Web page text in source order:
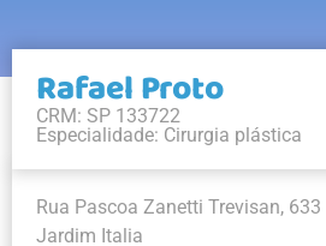
Rafael Proto
CRM: SP 133722
Especialidade: Cirurgia plástica
Rua Pascoa Zanetti Trevisan, 633
Jardim Italia